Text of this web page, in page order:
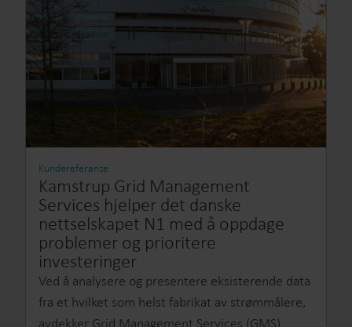
Kundereferanse
Kamstrup Grid Management
Services hjelper det danske
nettselskapet N1 med å oppdage
problemer og prioritere
investeringer
Ved å analysere og presentere eksisterende data
fra et hvilket som helst fabrikat av strømmålere,
avdekker Grid Management Services (GMS)